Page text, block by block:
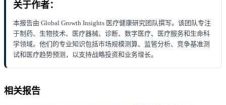
关于作者：
本报告由 Global Growth Insights 医疗健康研究团队撰写。该团队专注
于制药、生物技术、医疗器械、诊断、数字医疗、医疗服务和生命科
学领域。他们的专业知识包括市场规模测算、监管分析、竞争基准测
试和医疗趋势预测，以支持战略投资和业务增长。
相关报告